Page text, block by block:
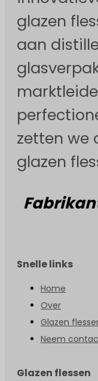
glazen
aan
zetten we
glazen
Snelle links
Home
Over
Glazen
Neem
Glazen flessen